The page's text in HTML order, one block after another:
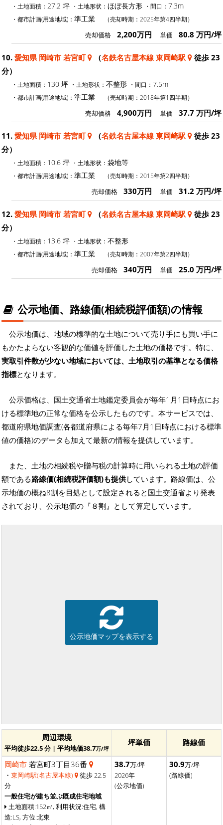
・土地面積： 27.2 坪 ・土地形状： ほぼ長方形 ・間口： 7.3m
・都市計画(用途地域)： 準工業 （売却時期：2025年第4四半期）
売却価格 2,200万円 単価 80.8 万円/坪
10. 愛知県 岡崎市 若宮町 （名鉄名古屋本線 東岡崎駅
徒歩 23
分）
・土地面積： 130 坪 ・土地形状： 不整形 ・間口： 7.5m
・都市計画(用途地域)： 準工業 （売却時期：2018年第1四半期）
売却価格 4,900万円 単価 37.7 万円/坪
11. 愛知県 岡崎市 若宮町 （名鉄名古屋本線 東岡崎駅
徒歩 23
分）
・土地面積： 10.6 坪 ・土地形状： 袋地等
・都市計画(用途地域)： 準工業 （売却時期：2015年第2四半期）
売却価格 330万円 単価 31.2 万円/坪
12. 愛知県 岡崎市 若宮町 （名鉄名古屋本線 東岡崎駅
徒歩 23
分）
・土地面積： 13.6 坪 ・土地形状： 不整形
・都市計画(用途地域)： 準工業 （売却時期：2007年第2四半期）
売却価格 340万円 単価 25.0 万円/坪
公示地価、路線価(相続税評価額)の情報
公示地価は、地域の標準的な土地について売り手にも買い手に
もかたよらない客観的な価値を評価した土地の価格です。特に、
実取引件数が少ない地域においては、土地取引の基準となる価格
指標となります。
公示価格は、国土交通省土地鑑定委員会が毎年1月1日時点にお
ける標準地の正常な価格を公示したものです。本サービスでは、
都道府県地価調査(各都道府県による毎年7月1日時点における標準
値の価格)のデータも加えて最新の情報を提供しています。
また、土地の相続税や贈与税の計算時に用いられる土地の評価
額である路線価(相続税評価額)も提供しています。路線価は、公
示地価の概ね8割を目処として設定されると国土交通省より発表
されており、公示地価の『８割』として算定しています。
公示地価マップを表示する
周辺環境
平均徒歩22.5 分 | 平均地価38.7万/坪
坪単価 路線価
岡崎市 若宮町3丁目36番
・ 東岡崎駅(名古屋本線)
徒歩 22.5
分
一般住宅が建ち並ぶ既成住宅地域
土地面積:152㎡, 利用状況:住宅, 構
造:LS, 方位:北東
38.7万/坪
2026年
(公示地価)
30.9万/坪
(路線価)